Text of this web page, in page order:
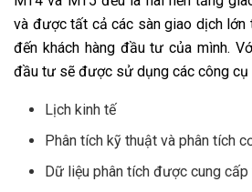
và được tất cả các sàn giao dịch lớn
đến khách hàng đầu tư của mình.
đầu tư sẽ được sử dụng các công cụ
Lịch kinh tế
Phân tích kỹ thuật và phân tích
Dữ liệu phân tích được cung